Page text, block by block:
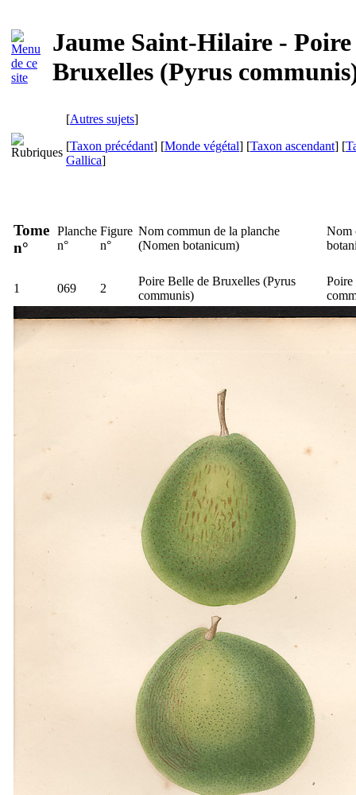
Jaume Saint-Hilaire - Poire
Bruxelles (Pyrus
[Autres sujets]
[Taxon précédant] [Monde végétal] [Taxon ascendant] [
Gallica]
Tome
n°
Planche
n°
Figure
n°
Nom commun de la planche
(Nomen botanicum)
Nom
1 069 2
Poire Belle de Bruxelles (Pyrus
communis)
Poire